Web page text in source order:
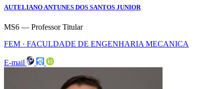
AUTELIANO ANTUNES DOS SANTOS JUNIOR
MS6 — Professor Titular
FEM · FACULDADE DE ENGENHARIA MECANICA
E-mail